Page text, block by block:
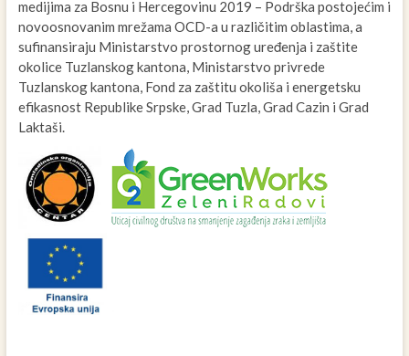
medijima za Bosnu i Hercegovinu 2019 – Podrška postojećim i
novoosnovanim mrežama OCD-a u različitim oblastima, a
sufinansiraju Ministarstvo prostornog uređenja i zaštite
okolice Tuzlanskog kantona, Ministarstvo privrede
Tuzlanskog kantona, Fond za zaštitu okoliša i energetsku
efikasnost Republike Srpske, Grad Tuzla, Grad Cazin i Grad
Laktaši.